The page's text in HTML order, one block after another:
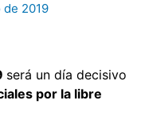
de 2019
será un día decisivo
por la libre